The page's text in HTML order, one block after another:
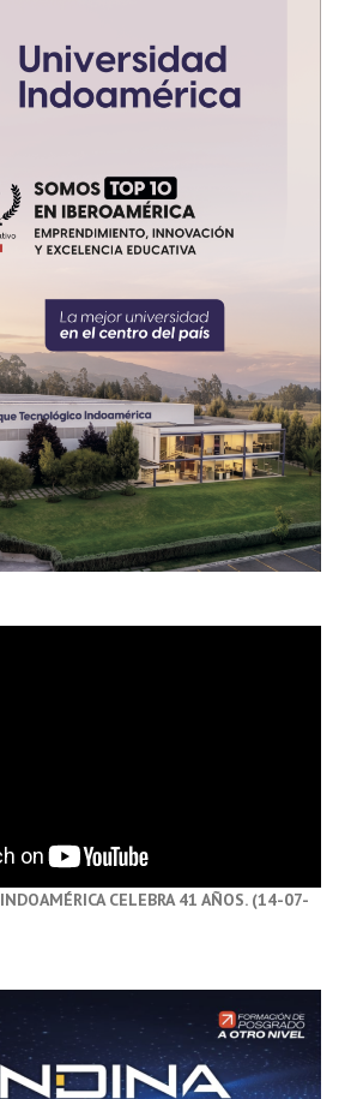
INDOAMÉRICA CELEBRA 41 AÑOS. (14-07-